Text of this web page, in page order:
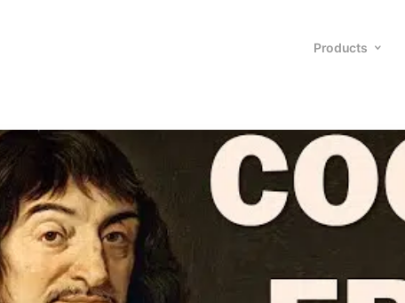
Products